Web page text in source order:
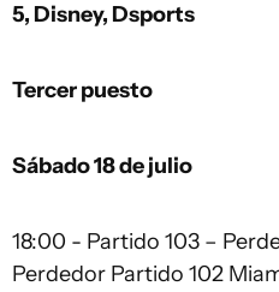
5, Disney, Dsports
Tercer puesto
Sábado 18 de julio
18:00 - Partido 103 –
Perdedor Partido 102